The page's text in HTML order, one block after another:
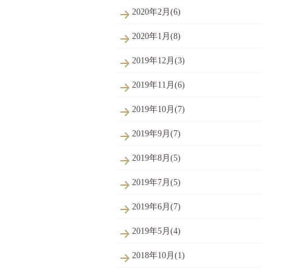
2020年2月(6)
2020年1月(8)
2019年12月(3)
2019年11月(6)
2019年10月(7)
2019年9月(7)
2019年8月(5)
2019年7月(5)
2019年6月(7)
2019年5月(4)
2018年10月(1)